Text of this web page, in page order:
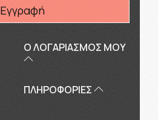
Ο ΛΟΓΑΡΙΑΣΜΌΣ ΜΟΥ
ΠΛΗΡΟΦΟΡΊΕΣ
Εγγραφή